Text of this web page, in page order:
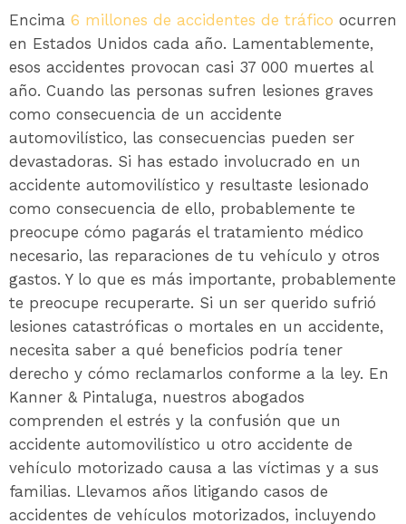
Encima 6 millones de accidentes de tráfico ocurren
en Estados Unidos cada año. Lamentablemente,
esos accidentes provocan casi 37 000 muertes al
año. Cuando las personas sufren lesiones graves
como consecuencia de un accidente
automovilístico, las consecuencias pueden ser
devastadoras. Si has estado involucrado en un
accidente automovilístico y resultaste lesionado
como consecuencia de ello, probablemente te
preocupe cómo pagarás el tratamiento médico
necesario, las reparaciones de tu vehículo y otros
gastos. Y lo que es más importante, probablemente
te preocupe recuperarte. Si un ser querido sufrió
lesiones catastróficas o mortales en un accidente,
necesita saber a qué beneficios podría tener
derecho y cómo reclamarlos conforme a la ley. En
Kanner & Pintaluga, nuestros abogados
comprenden el estrés y la confusión que un
accidente automovilístico u otro accidente de
vehículo motorizado causa a las víctimas y a sus
familias. Llevamos años litigando casos de
accidentes de vehículos motorizados, incluyendo